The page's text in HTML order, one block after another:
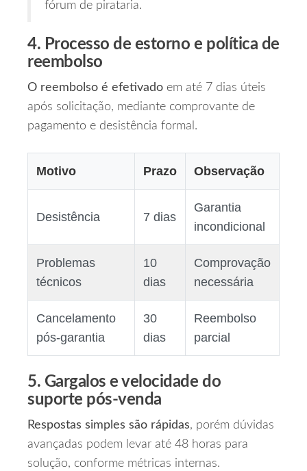
fórum de pirataria.
4. Processo de estorno e política de
reembolso
O reembolso é efetivado em até 7 dias úteis
após solicitação, mediante comprovante de
pagamento e desistência formal.
Motivo Prazo Observação
Desistência 7 dias
Garantia
incondicional
Problemas
técnicos
10
dias
Comprovação
necessária
Cancelamento
pós‑garantia
30
dias
Reembolso
parcial
5. Gargalos e velocidade do
suporte pós‑venda
Respostas simples são rápidas, porém dúvidas
avançadas podem levar até 48 horas para
solução, conforme métricas internas.